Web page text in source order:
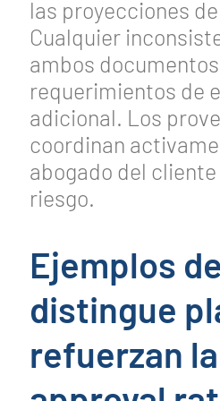
las proyecciones
Cualquier
ambos
requerimientos de
adicional. Los
coordinan
abogado del
riesgo.
Ejemplos
distingue
refuerzan